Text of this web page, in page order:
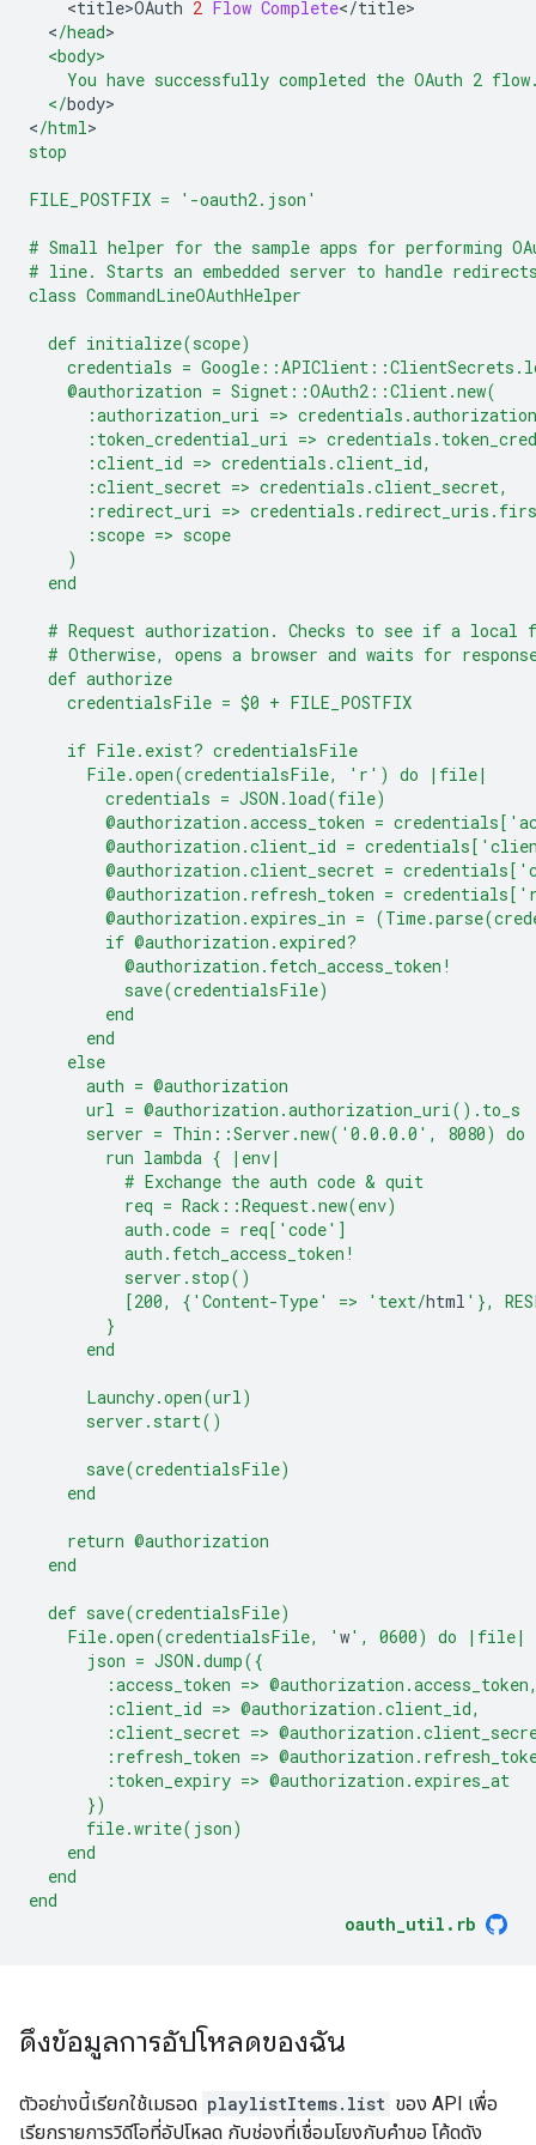
<title>OAuth 2 Flow Complete</title
</head
  <body>
You have successfully completed the OAuth 2
  </
body>
</html
stop
FILE_POSTFIX = '-oauth2.json'
# Small helper for the sample apps for performing
# line. Starts an embedded server to handle
class CommandLineOAuthHelper
  def initialize(scope)
credentials =
    @authorization = Signet::OAuth2::Client.new(
:authorization_uri =>
:token_credential_uri =>
      :client_id => credentials.client_id,
      :client_secret => credentials.client_secret,
:redirect_uri =>
      :scope => scope
    )
  end
# Request authorization. Checks to see if a local
# Otherwise, opens a browser and waits for
  def authorize
    credentialsFile = $0 + FILE_POSTFIX
    if File.exist? credentialsFile
      File.open(credentialsFile, 'r') do |file|
        credentials = JSON.load(file)
@authorization.access_token =
@authorization.client_id =
@authorization.client_secret =
@authorization.refresh_token =
@authorization.expires_in =
        if @authorization.expired?
          @authorization.fetch_access_token!
          save(credentialsFile)
        end
      end
    else
      auth = @authorization
      url = @authorization.authorization_uri().to_s
      server = Thin::Server.new('0.0.0.0', 8080) do
        run lambda { |env|
          # Exchange the auth code & quit
          req = Rack::Request.new(env)
          auth.code = req['code']
          auth.fetch_access_token!
          server.stop()
          [200, {'Content-Type' => 'text/
html '},
        }
      end
      Launchy.open(url)
      server.start()
      save(credentialsFile)
    end
    return @authorization
  end
  def save(credentialsFile)
    File.open(credentialsFile, '
w', 0600) do |file|
      json = JSON.dump({
:access_token =>
        :client_id => @authorization.client_id,
:client_secret =>
:refresh_token =>
        :token_expiry => @authorization.expires_at
      })
      file.write(json)
    end
  end
end
oauth_util.rb
ดึงข้อมูลการอัปโหลดของฉัน
ตัวอย่างนี้เรียกใช้เมธอด playlistItems.list ของ API เพื่อ
เรียกรายการวิดีโอที่อัปโหลด กับช่องที่เชื่อมโยงกับคำขอ โค้ดดัง